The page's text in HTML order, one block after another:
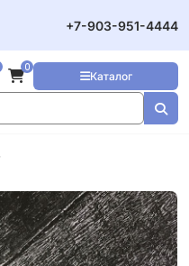
+7-903-951-4444
Каталог
0